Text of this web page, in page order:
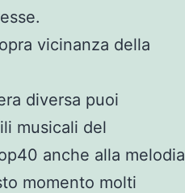
vicinanza della
diversa puoi
musicali del
anche alla melodia
momento molti